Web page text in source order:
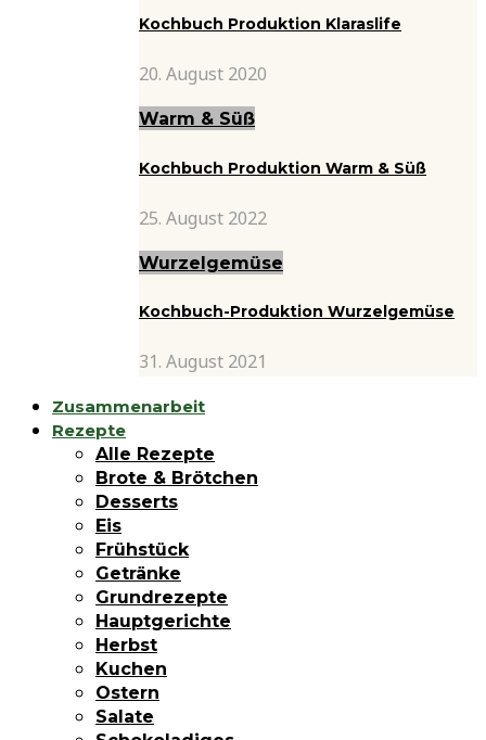
Kochbuch Produktion Klaraslife
20. August 2020
Warm & Süß
Kochbuch Produktion Warm & Süß
25. August 2022
Wurzelgemüse
Kochbuch-Produktion Wurzelgemüse
31. August 2021
Zusammenarbeit
Rezepte
Alle Rezepte
Brote & Brötchen
Desserts
Eis
Frühstück
Getränke
Grundrezepte
Hauptgerichte
Herbst
Kuchen
Ostern
Salate